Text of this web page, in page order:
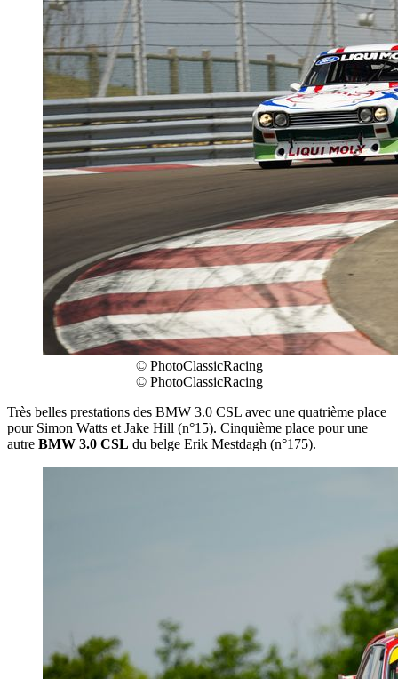
© PhotoClassicRacing
© PhotoClassicRacing
Très belles prestations des BMW 3.0 CSL avec une quatrième place
pour Simon Watts et Jake Hill (n°15). Cinquième place pour une
autre BMW 3.0 CSL du belge Erik Mestdagh (n°175).